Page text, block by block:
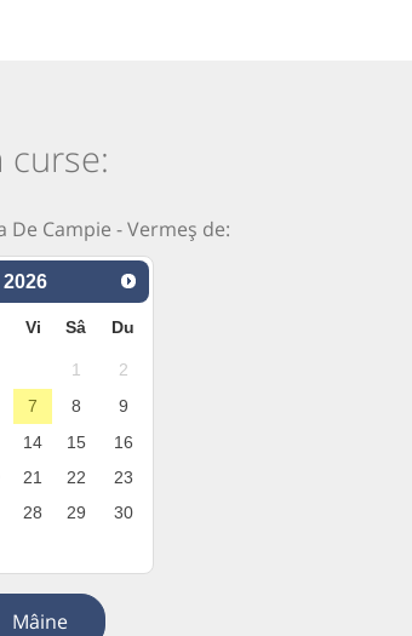
curse:
De Campie - Vermeș de:
2026
Vi Sâ Du
1
2
7 8
9
14 15
16
21 22
23
28 29
30
Mâine